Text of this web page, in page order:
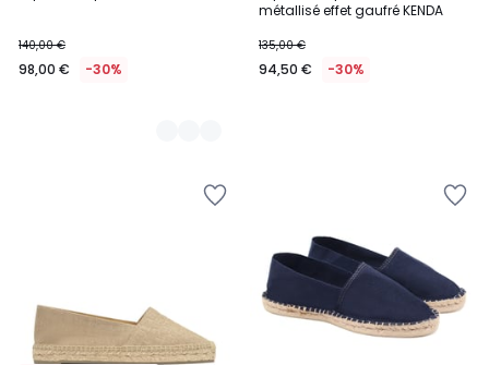
140,00 €
98,00 € -30%
métallisé effet gaufré KENDA
135,00 €
94,50 € -30%